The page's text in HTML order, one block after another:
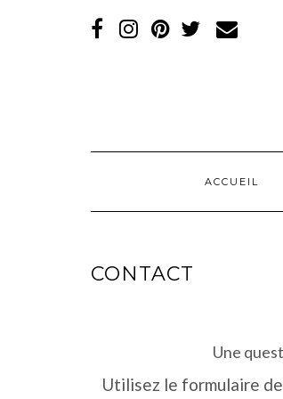
RÉSEAUX
SOCIAUX
ACCUEIL
CONTACT
Une
Utilisez le formulaire